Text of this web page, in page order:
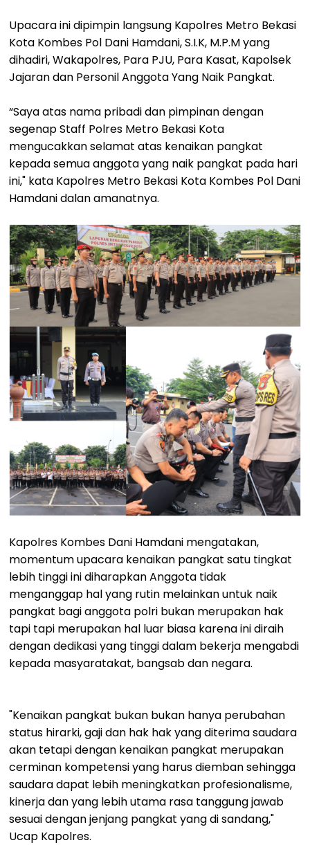
Upacara ini dipimpin langsung Kapolres Metro Bekasi
Kota Kombes Pol Dani Hamdani, S.I.K, M.P.M yang
dihadiri, Wakapolres, Para PJU, Para Kasat, Kapolsek
Jajaran dan Personil Anggota Yang Naik Pangkat.
“Saya atas nama pribadi dan pimpinan dengan
segenap Staff Polres Metro Bekasi Kota
mengucakkan selamat atas kenaikan pangkat
kepada semua anggota yang naik pangkat pada hari
ini," kata Kapolres Metro Bekasi Kota Kombes Pol Dani
Hamdani dalan amanatnya.
Kapolres Kombes Dani Hamdani mengatakan,
momentum upacara kenaikan pangkat satu tingkat
lebih tinggi ini diharapkan Anggota tidak
menganggap hal yang rutin melainkan untuk naik
pangkat bagi anggota polri bukan merupakan hak
tapi tapi merupakan hal luar biasa karena ini diraih
dengan dedikasi yang tinggi dalam bekerja mengabdi
kepada masyaratakat, bangsab dan negara.
"Kenaikan pangkat bukan bukan hanya perubahan
status hirarki, gaji dan hak hak yang diterima saudara
akan tetapi dengan kenaikan pangkat merupakan
cerminan kompetensi yang harus diemban sehingga
saudara dapat lebih meningkatkan profesionalisme,
kinerja dan yang lebih utama rasa tanggung jawab
sesuai dengan jenjang pangkat yang di sandang,"
Ucap Kapolres.